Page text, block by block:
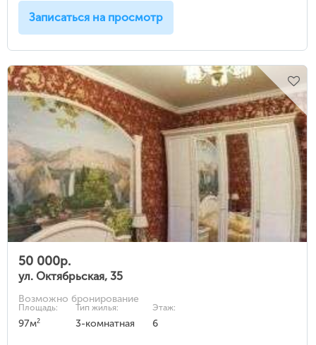
Записаться на просмотр
50 000р.
ул. Октябрьская, 35
Возможно бронирование
Площадь:
97м2
Тип жилья:
3-комнатная
Этаж:
6